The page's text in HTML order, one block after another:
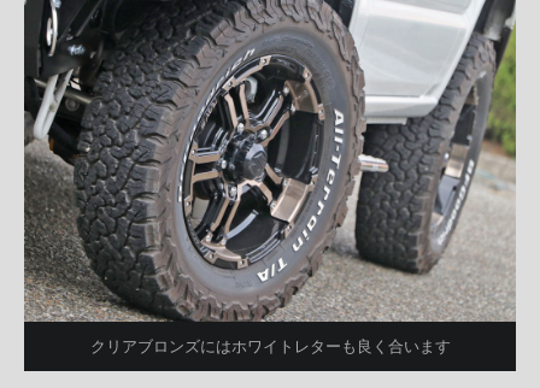
クリアブロンズにはホワイトレターも良く合います